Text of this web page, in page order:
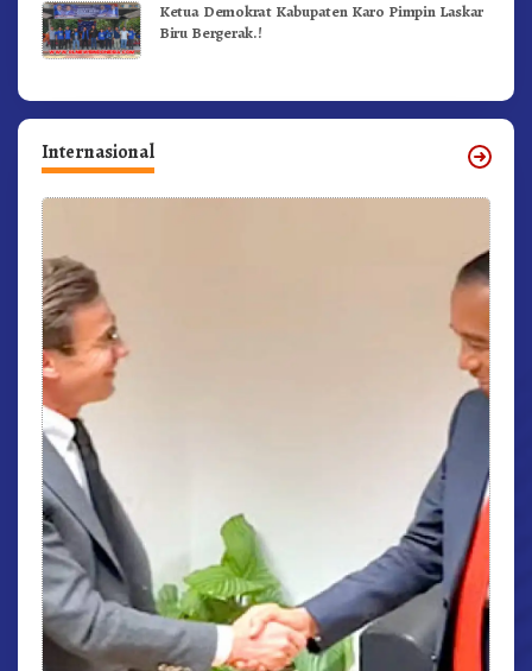
Ketua Demokrat Kabupaten Karo Pimpin Laskar
Biru Bergerak.!
Internasional